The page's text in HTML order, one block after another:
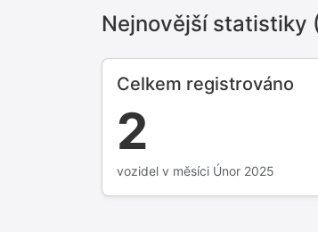
Nejnovější statistiky
Celkem registrováno
2
vozidel v měsíci Únor 2025